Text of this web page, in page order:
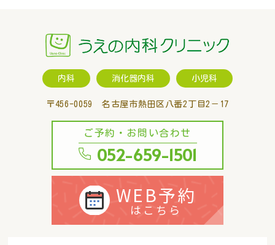
内科 消化器内科 小児科
〒456-0059 名古屋市熱田区八番2丁目2－17
ご予約・お問い合わせ
052-659-1501
WEB予約
はこちら